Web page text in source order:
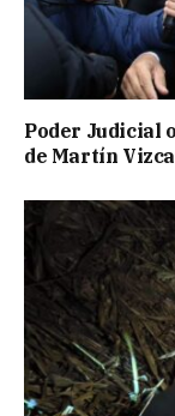
Poder Judicial
de Martín